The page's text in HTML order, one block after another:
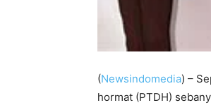
(Newsindomedia) –
hormat (PTDH)